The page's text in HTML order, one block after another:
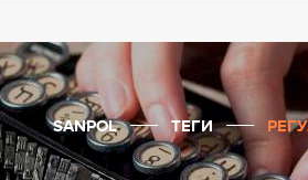
SANPOL ТЕГИ